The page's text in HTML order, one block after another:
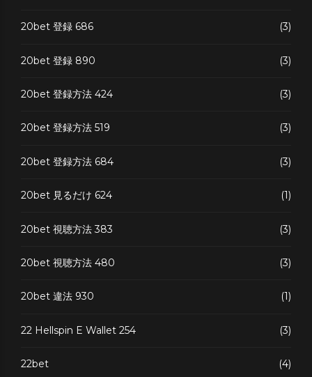
20bet 登録 686 (3)
20bet 登録 890 (3)
20bet 登録方法 424 (3)
20bet 登録方法 519 (3)
20bet 登録方法 684 (3)
20bet 見るだけ 624 (1)
20bet 視聴方法 383 (3)
20bet 視聴方法 480 (3)
20bet 違法 930 (1)
22 Hellspin E Wallet 254 (3)
22bet (4)